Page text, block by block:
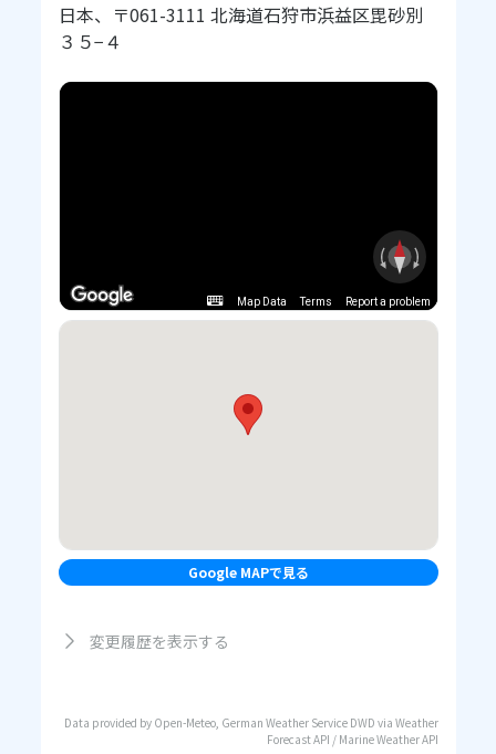
日本、〒061-3111 北海道石狩市浜益区毘砂別
３５−４
Map Data Terms Report a problem
Google MAPで見る
変更履歴を表示する
Data provided by Open-Meteo, German Weather Service DWD via Weather
Forecast API / Marine Weather API